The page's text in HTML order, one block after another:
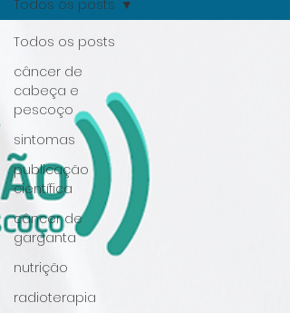
Todos os posts
câncer de
cabeça e
pescoço
sintomas
publicação
científica
câncer de
garganta
nutrição
radioterapia
Todos os posts